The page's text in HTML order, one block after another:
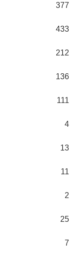
377
433
212
136
111
4
13
11
2
25
7